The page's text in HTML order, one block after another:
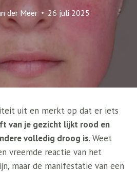
der Meer 26 juli 2025
uit en merkt op dat er iets
van je gezicht lijkt rood en
volledig droog is. Weet
vreemde reactie van het
maar de manifestatie van een